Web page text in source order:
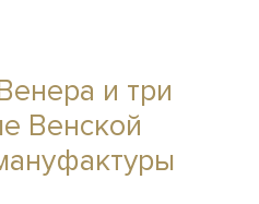
и три
Венской